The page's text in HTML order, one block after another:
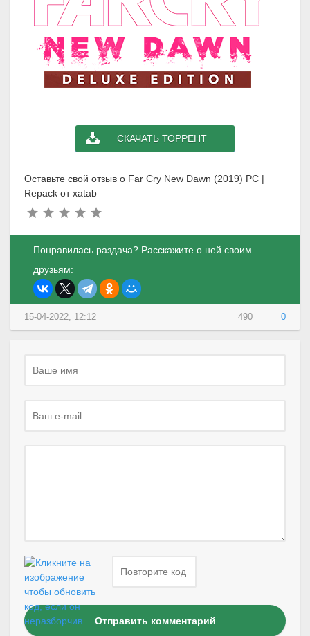
СКАЧАТЬ ТОРРЕНТ
Оставьте свой отзыв о Far Cry New Dawn (2019) PC |
Repack от xatab
Понравилась раздача? Расскажите о ней своим
друзьям:
490 0
15-04-2022, 12:12
Отправить комментарий